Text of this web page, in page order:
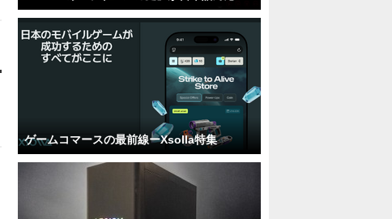
ゲームコマースの最前線ーXsolla特集